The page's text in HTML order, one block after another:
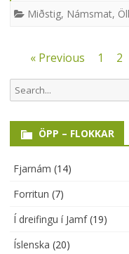
Miðstig, Námsmat,
Posts
pagination
« Previous 1 2
Search
for:
ÖPP – FLOKKAR
Fjarnám (14)
Forritun (7)
Í dreifingu í Jamf(19)
Íslenska (20)